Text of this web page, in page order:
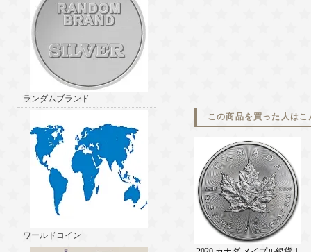
ランダムブランド
ワールドコイン
この商品を買った人は